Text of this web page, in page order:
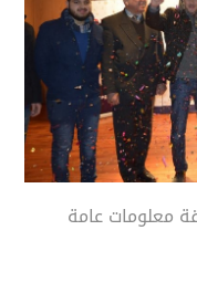
معلومات عامة